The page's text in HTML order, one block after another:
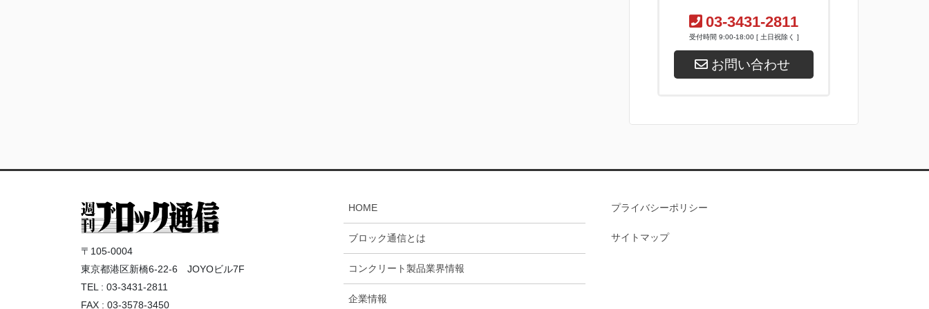
03-3431-2811
受付時間 9:00-18:00 [ 土日祝除く ]
お問い合わせ
〒105-0004
東京都港区新橋6-22-6 JOYOビル7F
TEL : 03-3431-2811
FAX : 03-3578-3450
HOME
ブロック通信とは
コンクリート製品業界情報
企業情報
プライバシーポリシー
サイトマップ